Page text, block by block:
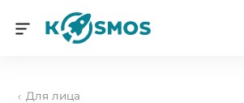
Для лица